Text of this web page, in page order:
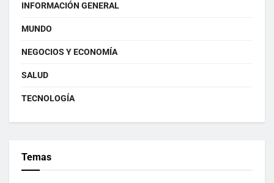
INFORMACIÓN GENERAL
MUNDO
NEGOCIOS Y ECONOMÍA
SALUD
TECNOLOGÍA
Temas